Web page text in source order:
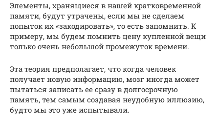
Элементы, хранящиеся в нашей кратковременной
памяти, будут утрачены, если мы не сделаем
попыток их «закодировать», то есть запомнить. К
примеру, мы будем помнить цену купленной вещи
только очень небольшой промежуток времени.
Эта теория предполагает, что когда человек
получает новую информацию, мозг иногда может
пытаться записать ее сразу в долгосрочную
память, тем самым создавая неудобную иллюзию,
будто мы это уже испытывали.